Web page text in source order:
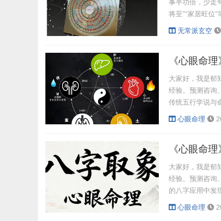
事半功倍，少走
将至”“家居旺位
房屋坐向、判断
无常派玄空
《心眼命
大家好，我是郁
经验。预测咨询
传统五行学说与
量运行状态），
金气肃杀；冬月
心眼命理
《心眼命
大家好，我是郁
经验。预测咨询
的八字应用中发
宫，却难以将其
心眼命理